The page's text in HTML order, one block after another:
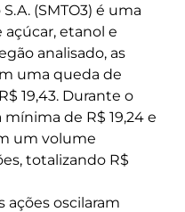
(SMTO3) é uma
etanol e
analisado, as
uma queda de
19,43. Durante o
de R$ 19,24 e
um volume
totalizando R$
ações oscilaram